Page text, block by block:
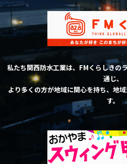
私たち関西防水工業は、FMくらしき
通じ、
より多くの方が地域に関心を持ち、地
す。